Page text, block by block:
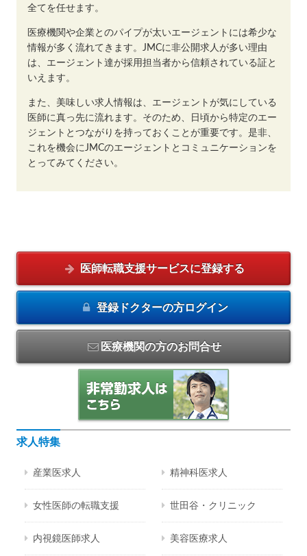
全てを任せます。
医療機関や企業とのパイプが太いエージェントには希少な
情報が多く流れてきます。JMCに非公開求人が多い理由
は、エージェント達が採用担当者から信頼されている証と
いえます。
また、美味しい求人情報は、エージェントが気にしている
医師に真っ先に流れます。そのため、日頃から特定のエー
ジェントとつながりを持っておくことが重要です。是非、
これを機会にJMCのエージェントとコミュニケーションを
とってみてください。
医師転職支援サービスに登録する
登録ドクターの方ログイン
医療機関の方のお問合せ
求人特集
産業医求人 精神科医求人
女性医師の転職支援 世田谷・クリニック
内視鏡医師求人 美容医療求人